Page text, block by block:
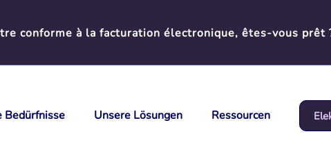
conforme à la facturation électronique, êtes-vous prêt
Bedürfnisse Unsere Lösungen Ressourcen